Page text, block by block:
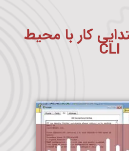
کار با محیط
CLI